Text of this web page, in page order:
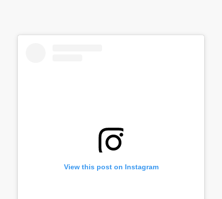
View this post on Instagram